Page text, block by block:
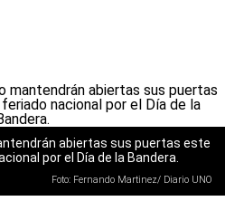
abiertas sus puertas este
por el Día de la Bandera.
Foto: Fernando Martinez/ Diario UNO